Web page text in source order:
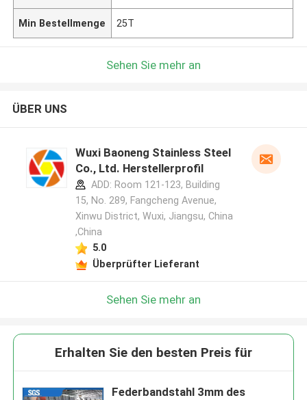
Min Bestellmenge 25T
Sehen Sie mehr an
ÜBER UNS
Wuxi Baoneng Stainless Steel
Co., Ltd. Herstellerprofil
ADD: Room 121-123, Building
15, No. 289, Fangcheng Avenue,
Xinwu District, Wuxi, Jiangsu, China
,China
5.0
Überprüfter Lieferant
Sehen Sie mehr an
Erhalten Sie den besten Preis für
Federbandstahl 3mm des